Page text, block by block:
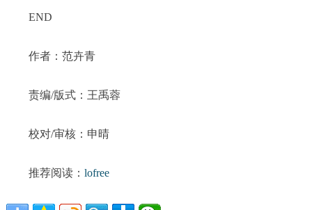
END
作者：范卉青
责编/版式：王禹蓉
校对/审核：申晴
推荐阅读： lofree